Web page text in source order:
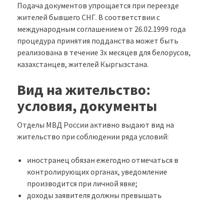
Подача документов упрощается при переезде
жителей бывшего СНГ. В соответствии с
международным соглашением от 26.02.1999 года
процедура принятия подданства может быть
реализована в течение 3х месяцев для белорусов,
казахстанцев, жителей Кыргызстана.
Вид на жительство:
условия, документы
Отделы МВД России активно выдают вид на
жительство при соблюдении ряда условий:
иностранец обязан ежегодно отмечаться в
контролирующих органах, уведомление
производится при личной явке;
доходы заявителя должны превышать